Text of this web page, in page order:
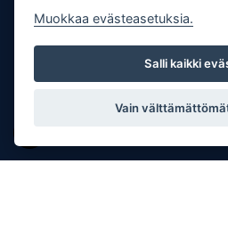
Mediakortti
Tilaa lehti
Osoitteenmuutos
Muokkaa evästeasetuksia.
Salli kaikki
Vain